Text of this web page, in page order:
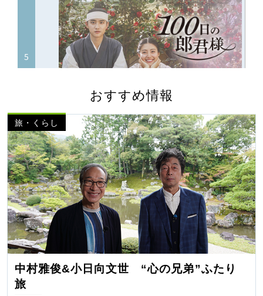
おすすめ情報
旅・くらし
中村雅俊&小日向文世 “心の兄弟”ふたり
旅